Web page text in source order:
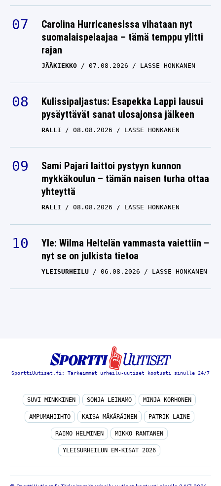
Carolina Hurricanesissa vihataan nyt
suomalaispelaajaa – tämä temppu ylitti
rajan
JÄÄKIEKKO 07.08.2026 LASSE HONKANEN
Kulissipaljastus: Esapekka Lappi lausui
pysäyttävät sanat ulosajonsa jälkeen
RALLI 08.08.2026 LASSE HONKANEN
Sami Pajari laittoi pystyyn kunnon
mykkäkoulun – tämän naisen turha ottaa
yhteyttä
RALLI 08.08.2026 LASSE HONKANEN
Yle: Wilma Heltelän vammasta vaiettiin –
nyt se on julkista tietoa
YLEISURHEILU 06.08.2026 LASSE HONKANEN
SporttiUutiset.fi: Tärkeimmät urheilu-uutiset kootusti sinulle 24/7
SUVI MINKKINEN SONJA LEINAMO MINJA KORHONEN
AMPUMAHIIHTO KAISA MÄKÄRÄINEN PATRIK LAINE
RAIMO HELMINEN MIKKO RANTANEN
YLEISURHEILUN EM-KISAT 2026